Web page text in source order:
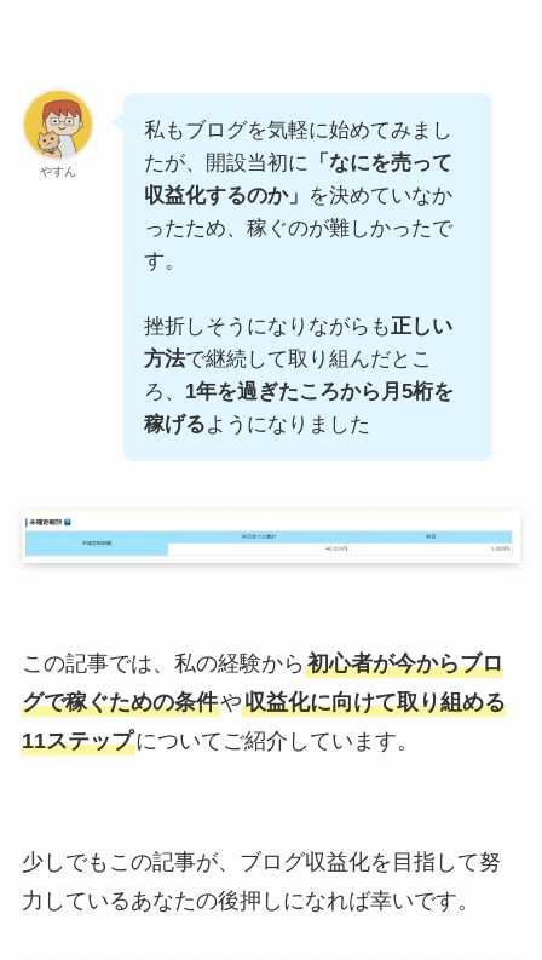
やすん
私もブログを気軽に始めてみまし
たが、開設当初に
「なにを売って
収益化するのか」 を決めていなか
ったため、稼ぐのが難しかったで
す。
挫折しそうになりながらも正しい
方法で継続して取り組んだとこ
ろ、 1年を過ぎたころから月5桁を
稼げるようになりました
この記事では、私の経験から 初心者が今からブロ
グで稼ぐための条件や収益化に向けて取り組める
11ステップについてご紹介しています。
少しでもこの記事が、ブログ収益化を目指して努
力しているあなたの後押しになれば幸いです。